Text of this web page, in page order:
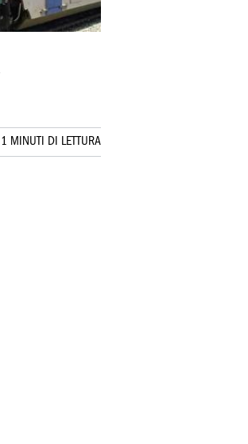
1 MINUTI DI LETTURA